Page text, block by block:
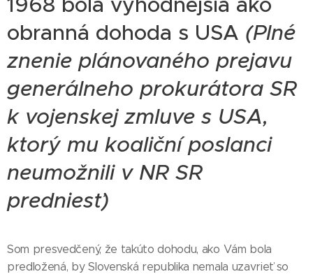
obranná dohoda s USA (Plné
znenie plánovaného prejavu
generálneho prokurátora SR
k vojenskej zmluve s USA,
ktorý mu koaliční poslanci
neumožnili v NR SR
predniesť)
Som presvedčený, že takúto dohodu, ako Vám bola
predložená, by Slovenská republika nemala uzavrieť so